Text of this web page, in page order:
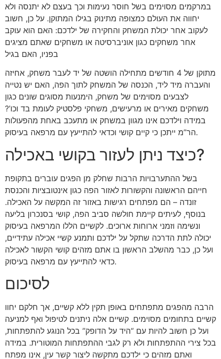
במרקמים מסוימים בשל חוסר נעימות וכך בעצם לא יתנסה ולא
יחווה את העולם כמצופה מתינוק בגילו המתוקן. על כן, חשוב
לעקוב אחר יכולת המשחק והחקירה של ילדכם: האם הוא עוקב
אחר משחקים כגון אוניברסיטה או משחקים שאתם מציגים
בפניו, האם בגיל
מתוקן של 4 חודשים מתחילה הושטה של יד לעבר משחק, אחיזה
והעברה מיד ליד, הכנסה של המשחק לתוך הפה, האם יש נטייה
לצבעים מסוימים של משחק, הימנעות מסוגים שונים כגון
משחקים מאירים או מרעישים, משחקי פלסטיק לעומת בד וכו’?
במידה וילדכם אינו מגוון במשחק או מתעכב באחת מהפעולות
הר”מ ייתכן כי קיים קושי וכדאי להתייעץ עם מרפאה בעיסוק.
כיצד ניתן לעזור בקושי באכילה?
בשל ההתערבויות הרבות שחלק מן הפגים עוברים בתקופת
חייהם הראשונה והקשורות לאזור הפה כגון אינטובציות והכנסת
זונדה – הם מפתחים רגישות באזור זה המקשה על האכילה.
בנוסף, לעיתים קיימת חולשה סביב הפה, קושי בסנכרון בליעה
ונשימה וזמני ארוחות ארוכים. לקשיים הללו המרפאה בעיסוק
יכולה לתת הדרכה שתקל על ילדכם ותמנע קשיי אכילה עתידיים,
ועל כן, כבר מהשלב הראשון בו אתם מזהים קושי הקשור לאכילה
כדאי להתייעץ עם מרפאה בעיסוק.
לסיכום
הרבה מהפגים מתפתחים באופן תקין ללא קשיים, אך חלקם יחוו
קשיים בתחומים מסוימים. קשיים אלה ניתנים לטיפול ואף למניעה
ועל כן חשוב להיות עם “היד על הדופק” בכל הנוגע להתפתחות,
בכל צירי ההתפתחות ולא רק לגבי ההתפתחות המוטורית. במידה
ואתם מזהים כי ילדכם מתקשה ליצור קשר עין, אינו מפתח